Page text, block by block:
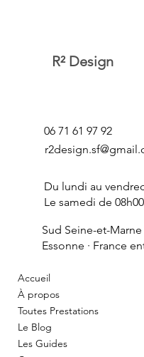
R² Design
06 71 61 97 92
Du lundi au
Le samedi de
Sud Seine-et-Marne
Essonne · France
Accueil
À propos
Toutes Prestations
Le Blog
Les Guides